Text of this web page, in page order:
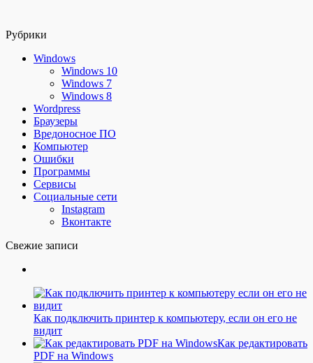
Рубрики
Windows
Windows 10
Windows 7
Windows 8
Wordpress
Браузеры
Вредоносное ПО
Компьютер
Ошибки
Программы
Сервисы
Социальные сети
Instagram
Вконтакте
Свежие записи
Как подключить принтер к компьютеру, если он его не
видит
Как редактировать
PDF на Windows